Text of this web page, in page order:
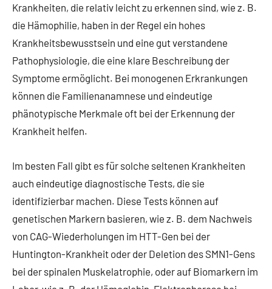
Krankheiten, die relativ leicht zu erkennen sind, wie z. B.
die Hämophilie, haben in der Regel ein hohes
Krankheitsbewusstsein und eine gut verstandene
Pathophysiologie, die eine klare Beschreibung der
Symptome ermöglicht. Bei monogenen Erkrankungen
können die Familienanamnese und eindeutige
phänotypische Merkmale oft bei der Erkennung der
Krankheit helfen.
Im besten Fall gibt es für solche seltenen Krankheiten
auch eindeutige diagnostische Tests, die sie
identifizierbar machen. Diese Tests können auf
genetischen Markern basieren, wie z. B. dem Nachweis
von CAG-Wiederholungen im HTT-Gen bei der
Huntington-Krankheit oder der Deletion des SMN1-Gens
bei der spinalen Muskelatrophie, oder auf Biomarkern im